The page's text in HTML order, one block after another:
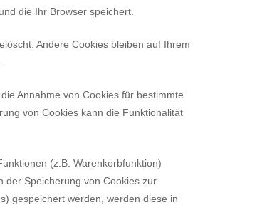
die Ihr Browser speichert.
Andere Cookies bleiben auf Ihrem
Annahme von Cookies für bestimmte
von Cookies kann die Funktionalität
(z.B. Warenkorbfunktion)
der Speicherung von Cookies zur
gespeichert werden, werden diese in